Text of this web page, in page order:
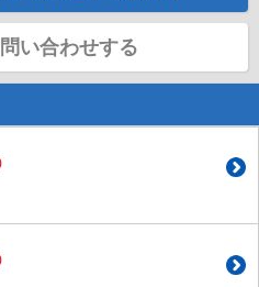
い合わせする